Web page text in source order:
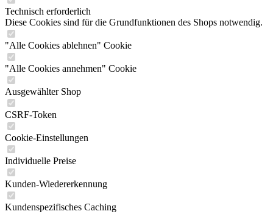
Technisch erforderlich
Diese Cookies sind für die Grundfunktionen des Shops notwendig.
"Alle Cookies ablehnen" Cookie
"Alle Cookies annehmen" Cookie
Ausgewählter Shop
CSRF-Token
Cookie-Einstellungen
Individuelle Preise
Kunden-Wiedererkennung
Kundenspezifisches Caching